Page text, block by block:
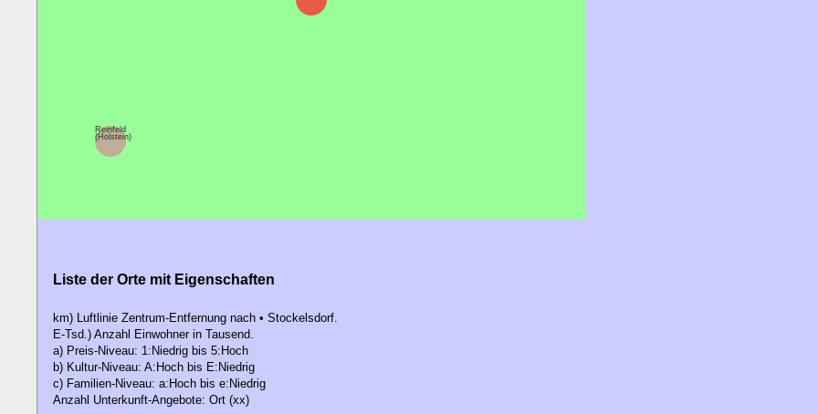
Reinfeld
(Holstein)
Liste der Orte mit Eigenschaften
km) Luftlinie Zentrum-Entfernung nach • Stockelsdorf.
E-Tsd.) Anzahl Einwohner in Tausend.
a) Preis-Niveau: 1:Niedrig bis 5:Hoch
b) Kultur-Niveau: A:Hoch bis E:Niedrig
c) Familien-Niveau: a:Hoch bis e:Niedrig
Anzahl Unterkunft-Angebote: Ort (xx)